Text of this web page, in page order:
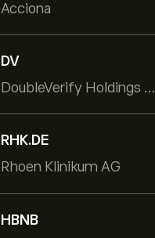
Acciona
DV
DoubleVerify Holdings Inc
RHK.DE
Rhoen Klinikum AG
HBNB